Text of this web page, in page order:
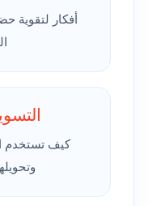
أفكار لتقوية
كيف تستخدم